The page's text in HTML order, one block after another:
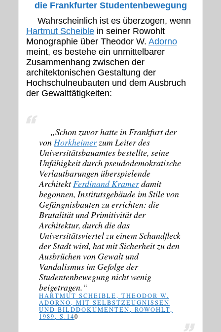
die Frankfurter Studentenbewegung
Wahrscheinlich ist es überzogen, wenn
Hartmut Scheiblein seiner Rowohlt
Monographie über Theodor W. Adorno
meint, es bestehe ein unmittelbarer
Zusammenhang zwischen der
architektonischen Gestaltung der
Hochschulneubauten und dem Ausbruch
der Gewalttätigkeiten:
„Schon zuvor hatte in Frankfurt der
von Horkheimerzum Leiter des
Universitätsbauamtes bestellte, seine
Unfähigkeit durch pseudodemokratische
Verlautbarungen überspielende
ArchitektFerdinand Kramerdamit
begonnen, Institutsgebäude im Stile von
Gefängnisbauten zu errichten: die
Brutalität und Primitivität der
Architektur, durch die das
Universitätsviertel zu einem Schandfleck
der Stadt wird, hat mit Sicherheit zu den
Ausbrüchen von Gewalt und
Vandalismus im Gefolge der
Studentenbewegung nicht wenig
beigetragen.“
HARTMUT SCHEIBLE, THEODOR W.
ADORNO, MIT SELBSTZEUGNISSEN
UND BILDDOKUMENTEN, ROWOHLT,
1989, S.140